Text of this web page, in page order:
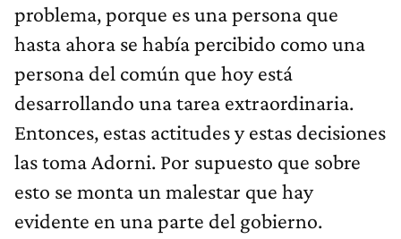
problema, porque es una persona que
hasta ahora se había percibido como una
persona del común que hoy está
desarrollando una tarea extraordinaria.
Entonces, estas actitudes y estas decisiones
las toma Adorni. Por supuesto que sobre
esto se monta un malestar que hay
evidente en una parte del gobierno.